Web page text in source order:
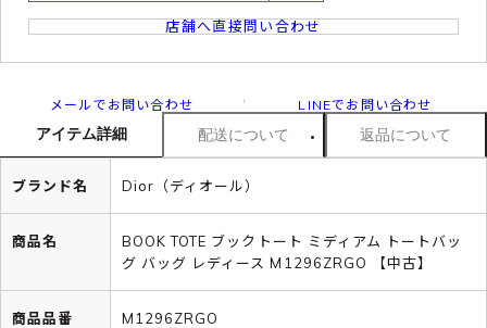
店舗へ直接問い合わせ
メールでお問い合わせ LINEでお問い合わせ
アイテム詳細 配送について 返品について
ブランド名 Dior（ディオール）
商品名
BOOK TOTE ブックトート ミディアム トートバッ
グ バッグ レディース M1296ZRGO 【中古】
商品品番 M1296ZRGO